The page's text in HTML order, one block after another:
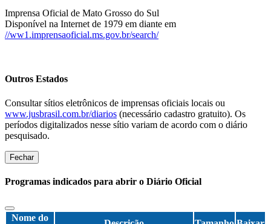
Imprensa Oficial de Mato Grosso do Sul
Disponível na Internet de 1979 em diante em
//ww1.imprensaoficial.ms.gov.br/search/
Outros Estados
Consultar sítios eletrônicos de imprensas oficiais locais ou
www.jusbrasil.com.br/diarios (necessário cadastro gratuito). Os
períodos digitalizados nesse sítio variam de acordo com o diário
pesquisado.
Fechar
Programas indicados para abrir o Diário Oficial
Nome do